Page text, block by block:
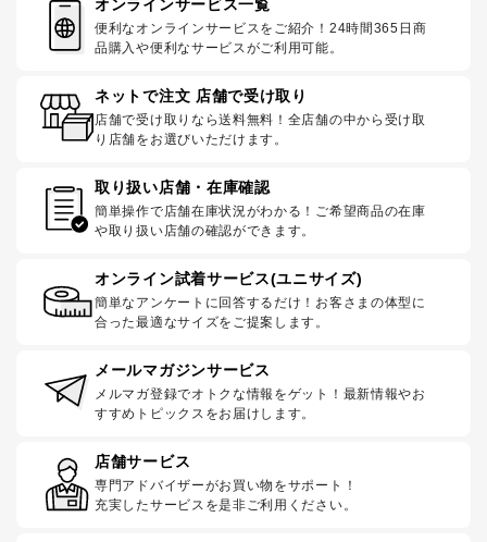
オンラインサービス一覧
便利なオンラインサービスをご紹介！24時間365日商
品購入や便利なサービスがご利用可能。
ネットで注文 店舗で受け取り
店舗で受け取りなら送料無料！全店舗の中から受け取
り店舗をお選びいただけます。
取り扱い店舗・在庫確認
簡単操作で店舗在庫状況がわかる！ご希望商品の在庫
や取り扱い店舗の確認ができます。
オンライン試着サービス(ユニサイズ)
簡単なアンケートに回答するだけ！お客さまの体型に
合った最適なサイズをご提案します。
メールマガジンサービス
メルマガ登録でオトクな情報をゲット！最新情報やお
すすめトピックスをお届けします。
店舗サービス
専門アドバイザーがお買い物をサポート！
充実したサービスを是非ご利用ください。